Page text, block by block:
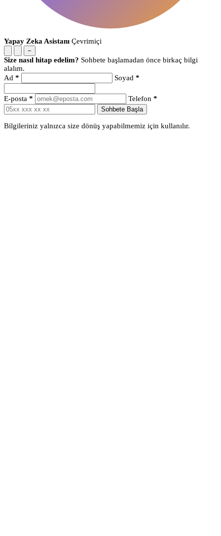
Yapay Zeka Asistanı Çevrimiçi
−
Size nasıl hitap edelim? Sohbete başlamadan önce birkaç bilgi
alalım.
Ad * Soyad *
E-posta * Telefon *
Sohbete Başla
Bilgileriniz yalnızca size dönüş yapabilmemiz için kullanılır.